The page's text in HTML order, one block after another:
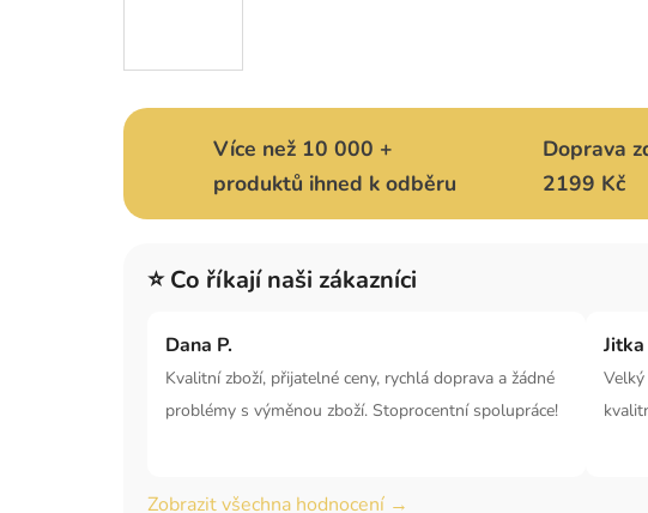
Více než 10 000 +
produktů ihned k odběru
Doprava
2199 Kč
⭐ Co říkají naši zákazníci
Dana P.
Kvalitní zboží, přijatelné ceny, rychlá doprava a žádné
problémy s výměnou zboží. Stoprocentní spolupráce!
Jitka
Zobrazit všechna hodnocení →